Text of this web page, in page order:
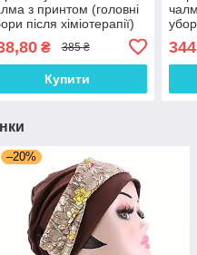
з принтом (головні
після хіміотерапії)
₴ 385 ₴
Купити
–20%